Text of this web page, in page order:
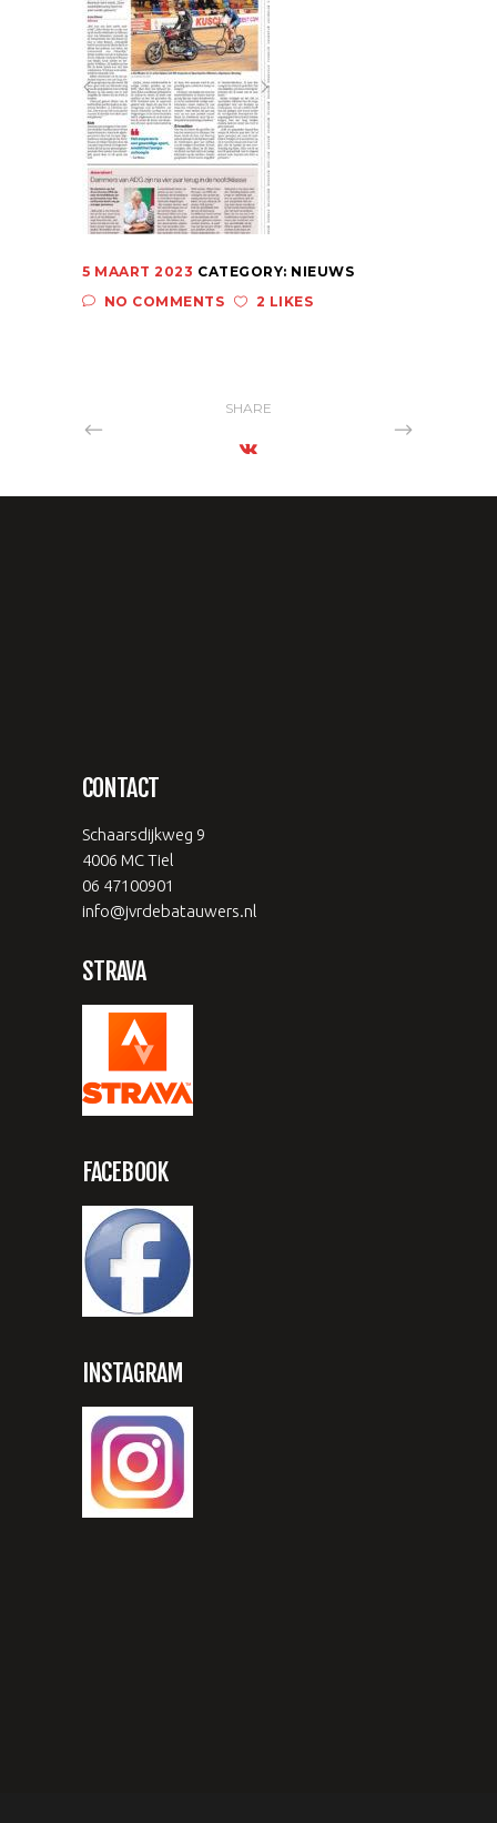
5 MAART 2023 CATEGORY: NIEUWS
NO COMMENTS
2 LIKES
SHARE
CONTACT
Schaarsdijkweg 9
4006 MC Tiel
06 47100901
info@jvrdebatauwers.nl
STRAVA
FACEBOOK
INSTAGRAM